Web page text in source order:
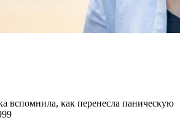
вспомнила, как перенесла паническую